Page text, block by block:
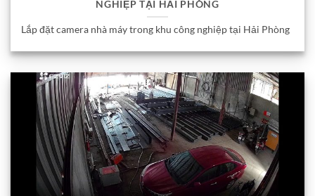
NGHIỆP TẠI HẢI PHÒNG
Lắp đặt camera nhà máy trong khu công nghiệp tại Hải Phòng